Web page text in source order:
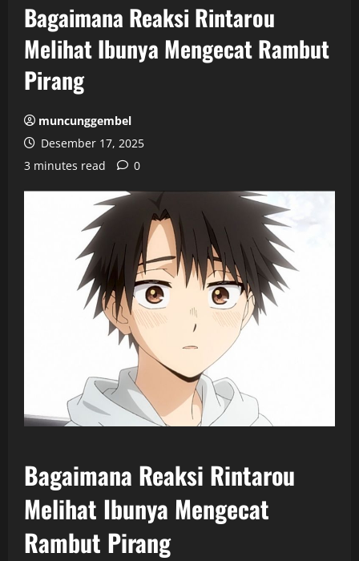
Bagaimana Reaksi Rintarou
Melihat Ibunya Mengecat Rambut
Pirang
muncunggembel
Desember 17, 2025
3 minutes read
0
Bagaimana Reaksi Rintarou
Melihat Ibunya Mengecat
Rambut Pirang